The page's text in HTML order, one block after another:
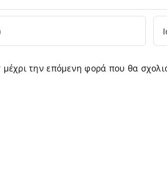
την επόμενη φορά που θα